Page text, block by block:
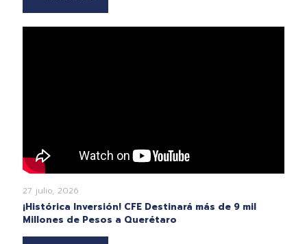
27 julio, 2026
¡Histórica Inversión! CFE Destinará más de 9 mil
Millones de Pesos a Querétaro